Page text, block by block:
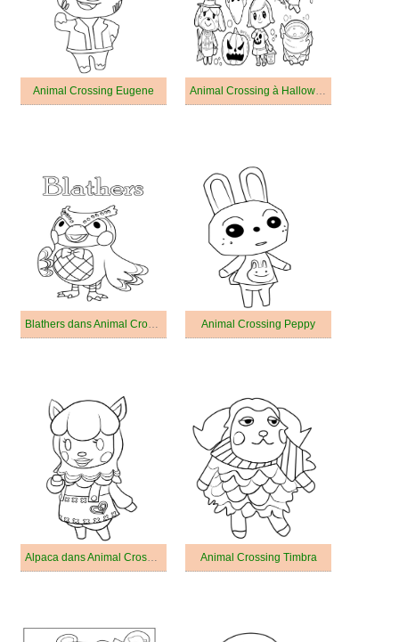
Animal Crossing Eugene Animal Crossing à Halloween
Blathers dans Animal Crossing Animal Crossing Peppy
Alpaca dans Animal Crossing Animal Crossing Timbra